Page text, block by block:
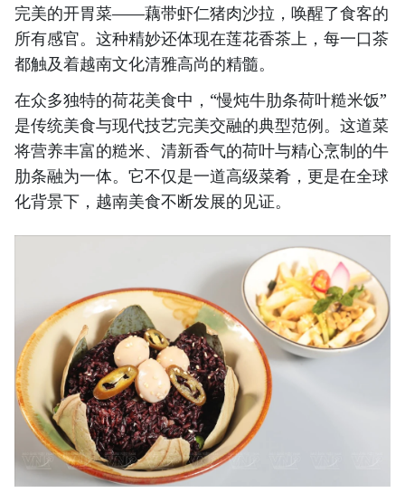
完美的开胃菜——藕带虾仁猪肉沙拉，唤醒了食客的
所有感官。这种精妙还体现在莲花香茶上，每一口茶
都触及着越南文化清雅高尚的精髓。
在众多独特的荷花美食中，“慢炖牛肋条荷叶糙米饭”
是传统美食与现代技艺完美交融的典型范例。这道菜
将营养丰富的糙米、清新香气的荷叶与精心烹制的牛
肋条融为一体。它不仅是一道高级菜肴，更是在全球
化背景下，越南美食不断发展的见证。